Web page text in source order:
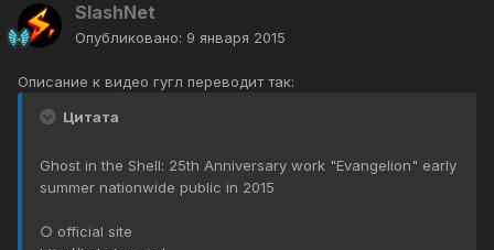
SlashNet
Опубликовано: 9 января 2015
Описание к видео гугл переводит так:
Цитата
Ghost in the Shell: 25th Anniversary work "Evangelion" early
summer nationwide public in 2015
○ official site